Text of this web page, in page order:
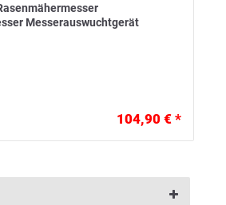
Messerauswuchtgerät
104,90 € *